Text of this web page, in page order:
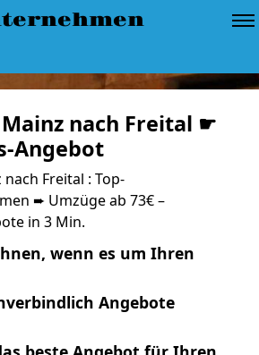
nach Freital ☛
Angebot
Freital : Top-
➨ Umzüge ab 73€ –
in 3 Min.
wenn es um Ihren
Angebote